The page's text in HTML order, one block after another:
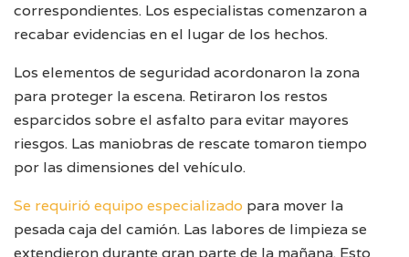
correspondientes. Los especialistas comenzaron a
recabar evidencias en el lugar de los hechos.
Los elementos de seguridad acordonaron la zona
para proteger la escena. Retiraron los restos
esparcidos sobre el asfalto para evitar mayores
riesgos. Las maniobras de rescate tomaron tiempo
por las dimensiones del vehículo.
Se requirió equipo especializado para mover la
pesada caja del camión. Las labores de limpieza se